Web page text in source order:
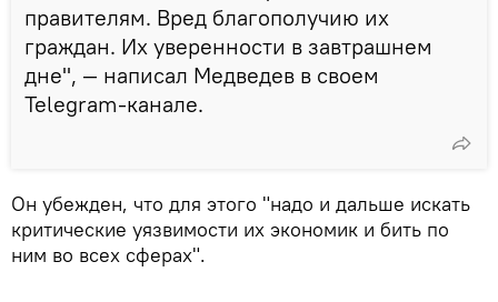
правителям. Вред благополучию их
граждан. Их уверенности в завтрашнем
дне", — написал Медведев в своем
Telegram-канале.
Он убежден, что для этого "надо и дальше искать
критические уязвимости их экономик и бить по
ним во всех сферах".